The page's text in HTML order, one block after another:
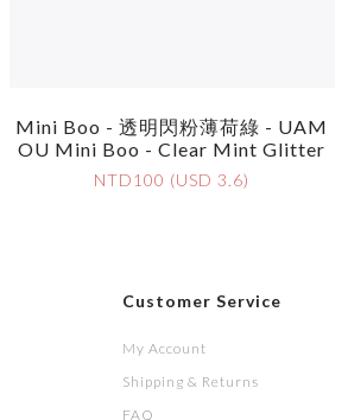
Mini Boo - 透明閃粉薄荷綠 - UAM
OU Mini Boo - Clear Mint Glitter
NTD100 (USD 3.6)
Customer Service
My Account
Shipping & Returns
FAQ